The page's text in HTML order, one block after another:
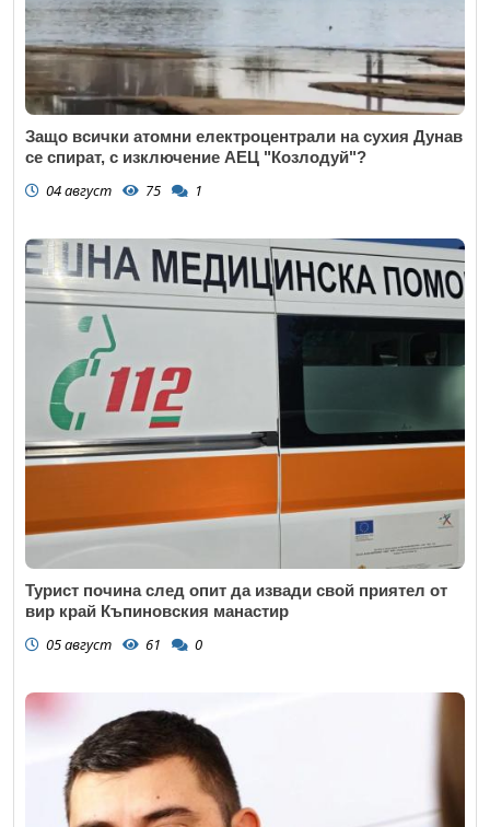
Защо всички атомни електроцентрали на сухия Дунав
се спират, с изключение АЕЦ "Козлодуй"?
04 август 75 1
Турист почина след опит да извади свой приятел от
вир край Къпиновския манастир
05 август 61 0